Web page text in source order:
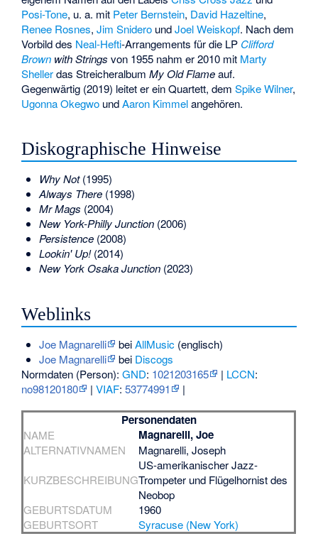
Posi-Tone, u. a. mit Peter Bernstein, David Hazeltine,
Renee Rosnes,Jim Snidero undJoel Weiskopf. Nach dem
Vorbild des Neal-Hefti-Arrangements für die LP Clifford
Brown with Strings von 1955 nahm er 2010 mit Marty
Shellerdas StreicheralbumMy Old Flameauf.
Gegenwärtig (2019) leitet er ein Quartett, demSpike Wilner,
Ugonna Okegwo undAaron Kimmelangehören.
Diskographische Hinweise
Why Not(1995)
Always There(1998)
Mr Mags (2004)
New York-Philly Junction(2006)
Persistence(2008)
Lookin' Up!(2014)
New York Osaka Junction(2023)
Weblinks
Joe Magnarelli beiAllMusic(englisch)
Joe Magnarelli
bei Discogs
Normdaten (Person):GND: 1021203165 | LCCN:
no98120180
|VIAF:53774991 |
Personendaten
NAME Magnarelli, Joe
ALTERNATIVNAMEN
Magnarelli, Joseph
KURZBESCHREIBUNG
US-amerikanischer Jazz-
Trompeter und Flügelhornist des
Neobop
GEBURTSDATUM
1960
GEBURTSORT
Syracuse (New York)